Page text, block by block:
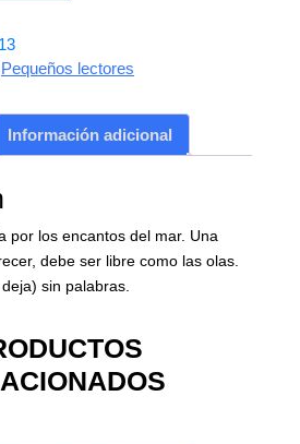
Pequeños lectores
Información adicional
por los encantos del mar. Una
debe ser libre como las olas.
sin palabras.